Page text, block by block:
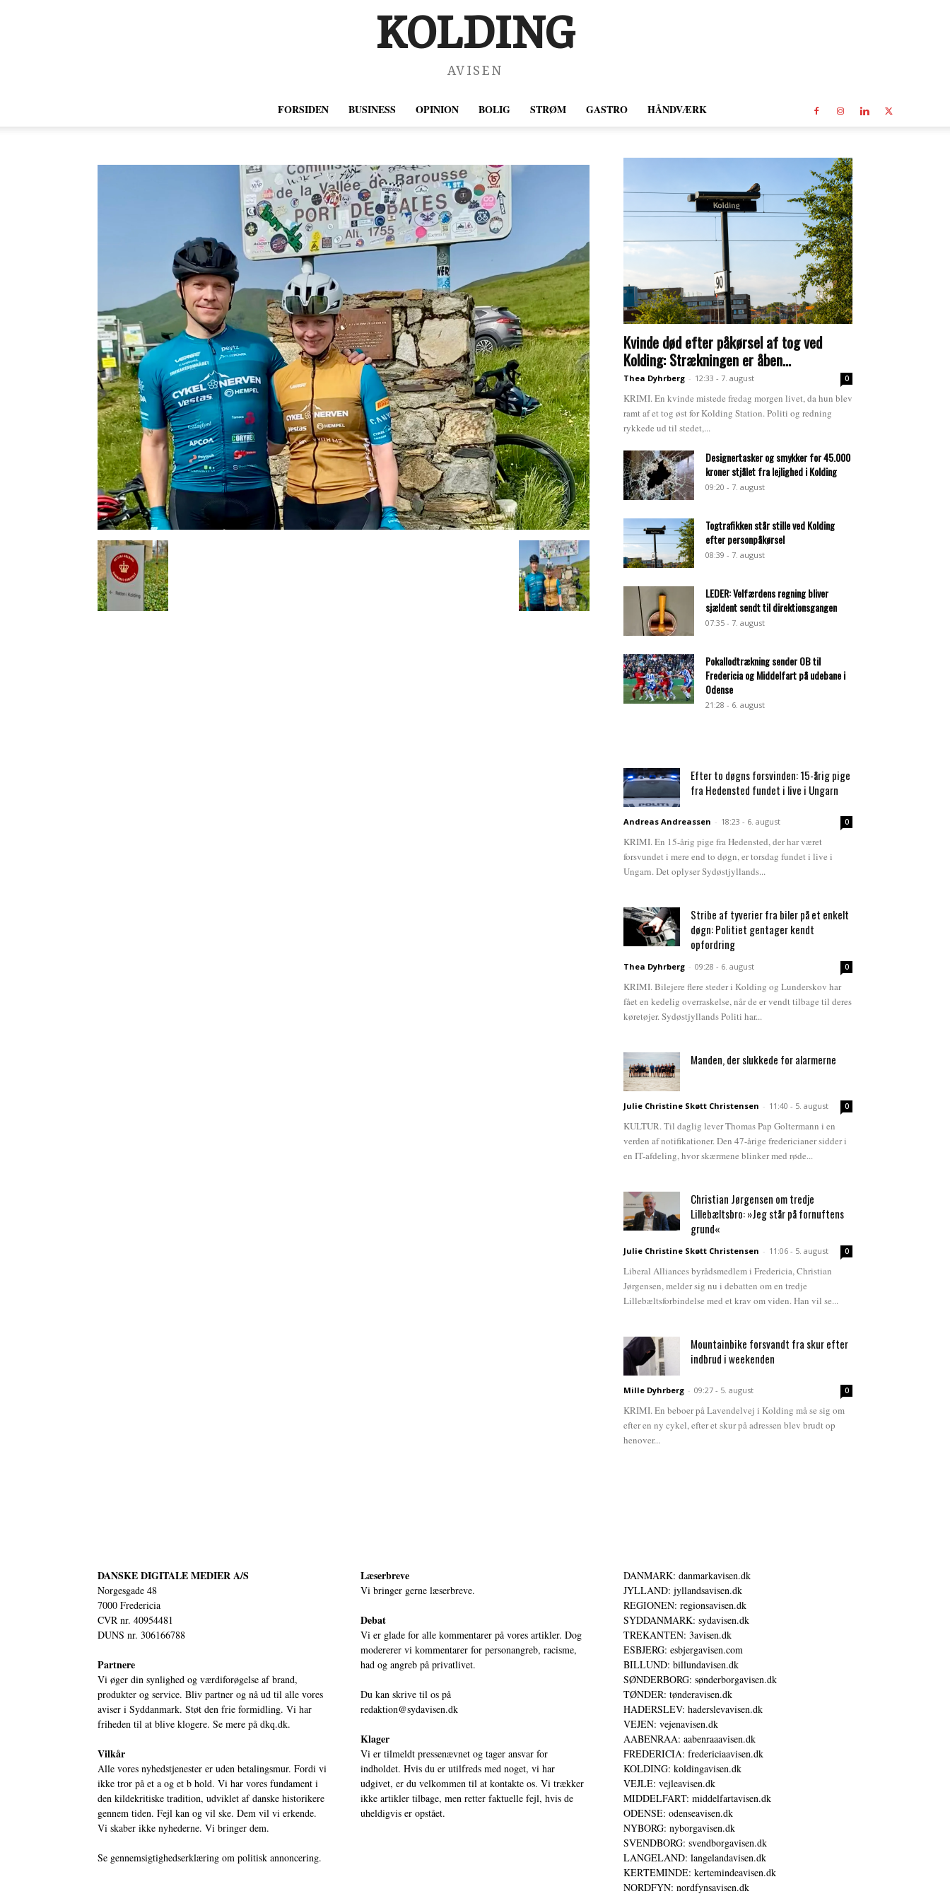
KOLDING
AVISEN
FORSIDEN BUSINESS OPINION BOLIG STRØM GASTRO HÅNDVÆRK
Kvinde død efter påkørsel af tog ved
Kolding: Strækningen er åben...
Thea Dyhrberg - 12:33 - 7. august 0
KRIMI. En kvinde mistede fredag morgen livet, da hun blev
ramt af et tog øst for Kolding Station. Politi og redning
rykkede ud til stedet,...
Designertasker og smykker for 45.000
kroner stjålet fra lejlighed i Kolding
09:20 - 7. august
Togtrafikken står stille ved Kolding
efter personpåkørsel
08:39 - 7. august
LEDER: Velfærdens regning bliver
sjældent sendt til direktionsgangen
07:35 - 7. august
Pokallodtrækning sender OB til
Fredericia og Middelfart på udebane i
Odense
21:28 - 6. august
Efter to døgns forsvinden: 15-årig pige
fra Hedensted fundet i live i Ungarn
Andreas Andreassen - 18:23 - 6. august 0
KRIMI. En 15-årig pige fra Hedensted, der har været
forsvundet i mere end to døgn, er torsdag fundet i live i
Ungarn. Det oplyser Sydøstjyllands...
Stribe af tyverier fra biler på et enkelt
døgn: Politiet gentager kendt
opfordring
Thea Dyhrberg - 09:28 - 6. august 0
KRIMI. Bilejere flere steder i Kolding og Lunderskov har
fået en kedelig overraskelse, når de er vendt tilbage til deres
køretøjer. Sydøstjyllands Politi har...
Manden, der slukkede for alarmerne
Julie Christine Skøtt Christensen - 11:40 - 5. august 0
KULTUR. Til daglig lever Thomas Pap Goltermann i en
verden af notifikationer. Den 47-årige fredericianer sidder i
en IT-afdeling, hvor skærmene blinker med røde...
Christian Jørgensen om tredje
Lillebæltsbro: »Jeg står på fornuftens
grund«
Julie Christine Skøtt Christensen - 11:06 - 5. august 0
Liberal Alliances byrådsmedlem i Fredericia, Christian
Jørgensen, melder sig nu i debatten om en tredje
Lillebæltsforbindelse med et krav om viden. Han vil se...
Mountainbike forsvandt fra skur efter
indbrud i weekenden
Mille Dyhrberg - 09:27 - 5. august 0
KRIMI. En beboer på Lavendelvej i Kolding må se sig om
efter en ny cykel, efter et skur på adressen blev brudt op
henover...
DANSKE DIGITALE MEDIER A/S
Norgesgade 48
7000 Fredericia
CVR nr. 40954481
DUNS nr. 306166788
Partnere
Vi øger din synlighed og værdiforøgelse af brand,
produkter og service. Bliv partner og nå ud til alle vores
aviser i Syddanmark. Støt den frie formidling. Vi har
friheden til at blive klogere. Se mere på dkq.dk.
Vilkår
Alle vores nyhedstjenester er uden betalingsmur. Fordi vi
ikke tror på et a og et b hold. Vi har vores fundament i
den kildekritiske tradition, udviklet af danske historikere
gennem tiden. Fejl kan og vil ske. Dem vil vi erkende.
Vi skaber ikke nyhederne. Vi bringer dem.
Se gennemsigtighedserklæring om politisk annoncering.
Læserbreve
Vi bringer gerne læserbreve.
Debat
Vi er glade for alle kommentarer på vores artikler. Dog
modererer vi kommentarer for personangreb, racisme,
had og angreb på privatlivet.
Du kan skrive til os på
redaktion@sydavisen.dk
Klager
Vi er tilmeldt pressenævnet og tager ansvar for
indholdet. Hvis du er utilfreds med noget, vi har
udgivet, er du velkommen til at kontakte os. Vi trækker
ikke artikler tilbage, men retter faktuelle fejl, hvis de
uheldigvis er opstået.
DANMARK: danmarkavisen.dk
JYLLAND: jyllandsavisen.dk
REGIONEN: regionsavisen.dk
SYDDANMARK: sydavisen.dk
TREKANTEN: 3avisen.dk
ESBJERG: esbjergavisen.com
BILLUND: billundavisen.dk
SØNDERBORG: sønderborgavisen.dk
TØNDER: tønderavisen.dk
HADERSLEV: haderslevavisen.dk
VEJEN: vejenavisen.dk
AABENRAA: aabenraaavisen.dk
FREDERICIA: fredericiaavisen.dk
KOLDING: koldingavisen.dk
VEJLE: vejleavisen.dk
MIDDELFART: middelfartavisen.dk
ODENSE: odenseavisen.dk
NYBORG: nyborgavisen.dk
SVENDBORG: svendborgavisen.dk
LANGELAND: langelandavisen.dk
KERTEMINDE: kertemindeavisen.dk
NORDFYN: nordfynsavisen.dk